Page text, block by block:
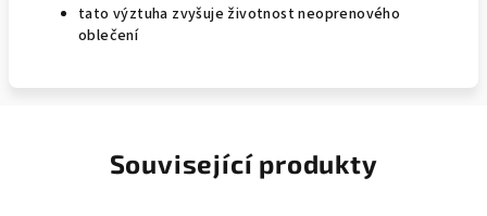
tato výztuha zvyšuje životnost neoprenového
oblečení
Související produkty